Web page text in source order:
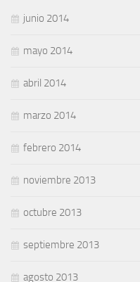
junio 2014
mayo 2014
abril 2014
marzo 2014
febrero 2014
noviembre 2013
octubre 2013
septiembre 2013
agosto 2013